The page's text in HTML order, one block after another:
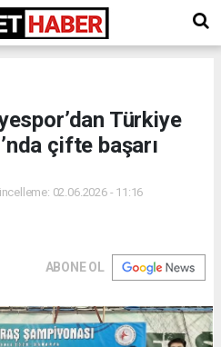
Türkiye
çifte başarı
02.06.2026 - 11:16
ABONE OL